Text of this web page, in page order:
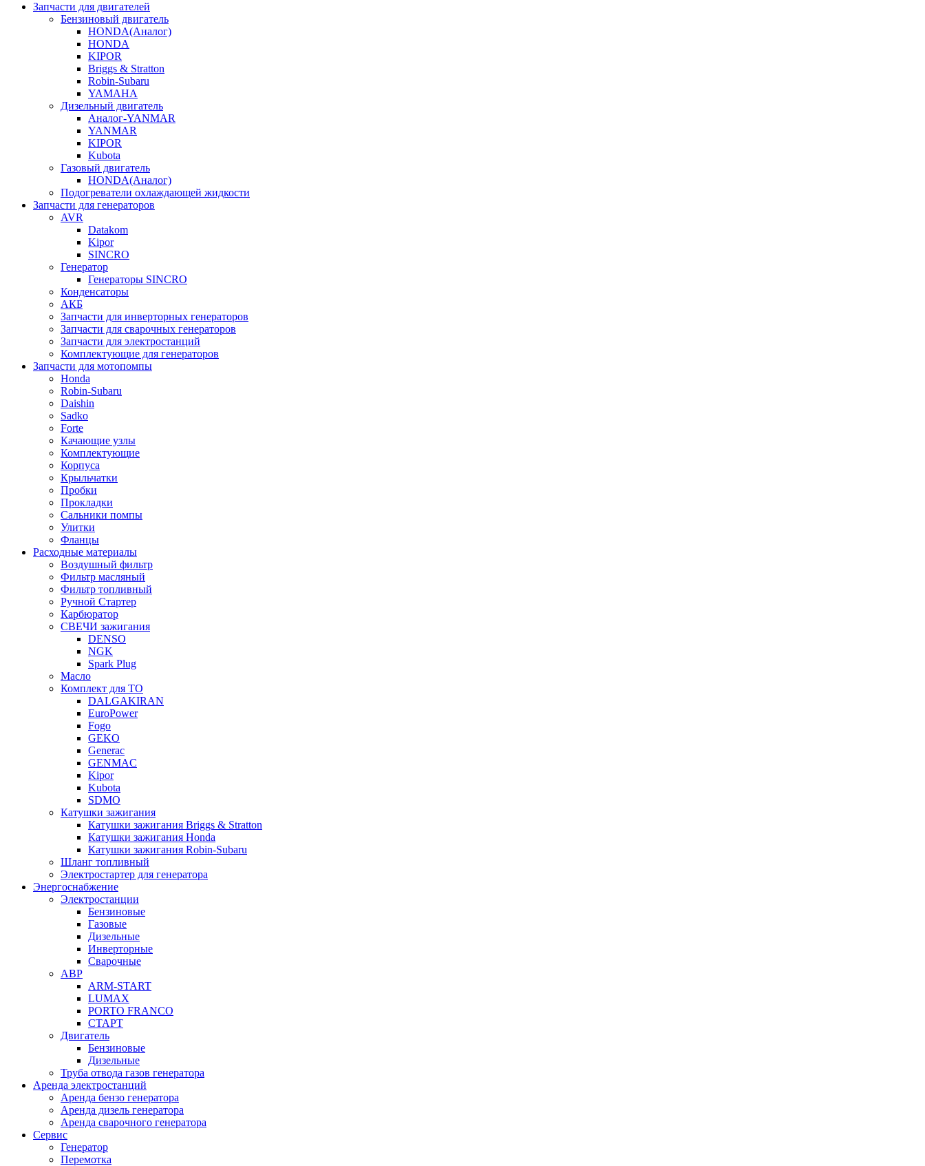
Запчасти для двигателей
Бензиновый двигатель
HONDA(Aналог)
HONDA
KIPOR
Briggs & Stratton
Robin-Subaru
YAMAHA
Дизельный двигатель
Аналог-YANMAR
YANMAR
KIPOR
Kubota
Газовый двигатель
HONDA(Aналог)
Подогреватели охлаждающей жидкости
Запчасти для генераторов
AVR
Datakom
Kipor
SINCRO
Генератор
Генераторы SINCRO
Конденсаторы
АКБ
Запчасти для инверторных генераторов
Запчасти для сварочных генераторов
Запчасти для электростанций
Комплектующие для генераторов
Запчасти для мотопомпы
Honda
Robin-Subaru
Daishin
Sadko
Forte
Качающие узлы
Комплектующие
Корпуса
Крыльчатки
Пробки
Прокладки
Сальники помпы
Улитки
Фланцы
Расходные материалы
Воздушный фильтр
Фильтр масляный
Фильтр топливный
Ручной Стартер
Карбюратор
СВЕЧИ зажигания
DENSO
NGK
Spark Plug
Масло
Комплект для ТО
DALGAKIRAN
EuroPower
Fogo
GEKO
Generac
GENMAC
Kipor
Kubota
SDMO
Катушки зажигания
Катушки зажигания Briggs & Stratton
Катушки зажигания Honda
Катушки зажигания Robin-Subaru
Шланг топливный
Электростартер для генератора
Энергоснабжение
Электростанции
Бензиновые
Газовые
Дизельные
Инверторные
Сварочные
АВР
ARM-START
LUMAX
PORTO FRANCO
СТАРТ
Двигатель
Бензиновые
Дизельные
Труба отвода газов генератора
Аренда электростанций
Аренда бензо генератора
Аренда дизель генератора
Аренда сварочного генератора
Сервис
Генератор
Перемотка